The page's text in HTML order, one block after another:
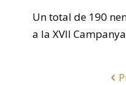
Un total de 190
a la XVII